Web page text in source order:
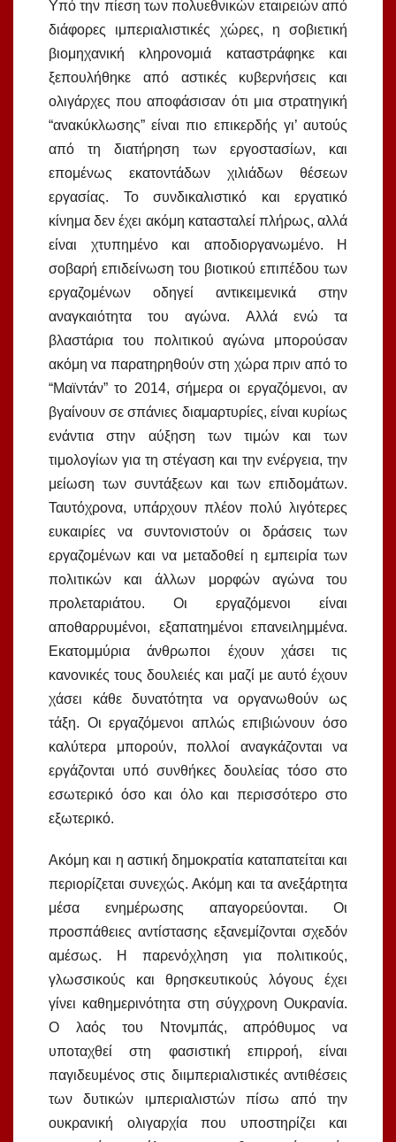
Υπό την πίεση των πολυεθνικών εταιρειών από
διάφορες ιμπεριαλιστικές χώρες, η σοβιετική
βιομηχανική κληρονομιά καταστράφηκε και
ξεπουλήθηκε από αστικές κυβερνήσεις και
ολιγάρχες που αποφάσισαν ότι μια στρατηγική
“ανακύκλωσης” είναι πιο επικερδής γι’ αυτούς
από τη διατήρηση των εργοστασίων, και
επομένως εκατοντάδων χιλιάδων θέσεων
εργασίας. Το συνδικαλιστικό και εργατικό
κίνημα δεν έχει ακόμη κατασταλεί πλήρως, αλλά
είναι χτυπημένο και αποδιοργανωμένο. Η
σοβαρή επιδείνωση του βιοτικού επιπέδου των
εργαζομένων οδηγεί αντικειμενικά στην
αναγκαιότητα του αγώνα. Αλλά ενώ τα
βλαστάρια του πολιτικού αγώνα μπορούσαν
ακόμη να παρατηρηθούν στη χώρα πριν από το
“Μαϊντάν” το 2014, σήμερα οι εργαζόμενοι, αν
βγαίνουν σε σπάνιες διαμαρτυρίες, είναι κυρίως
ενάντια στην αύξηση των τιμών και των
τιμολογίων για τη στέγαση και την ενέργεια, την
μείωση των συντάξεων και των επιδομάτων.
Ταυτόχρονα, υπάρχουν πλέον πολύ λιγότερες
ευκαιρίες να συντονιστούν οι δράσεις των
εργαζομένων και να μεταδοθεί η εμπειρία των
πολιτικών και άλλων μορφών αγώνα του
προλεταριάτου. Οι εργαζόμενοι είναι
αποθαρρυμένοι, εξαπατημένοι επανειλημμένα.
Εκατομμύρια άνθρωποι έχουν χάσει τις
κανονικές τους δουλειές και μαζί με αυτό έχουν
χάσει κάθε δυνατότητα να οργανωθούν ως
τάξη. Οι εργαζόμενοι απλώς επιβιώνουν όσο
καλύτερα μπορούν, πολλοί αναγκάζονται να
εργάζονται υπό συνθήκες δουλείας τόσο στο
εσωτερικό όσο και όλο και περισσότερο στο
εξωτερικό.
Ακόμη και η αστική δημοκρατία καταπατείται και
περιορίζεται συνεχώς. Ακόμη και τα ανεξάρτητα
μέσα ενημέρωσης απαγορεύονται. Οι
προσπάθειες αντίστασης εξανεμίζονται σχεδόν
αμέσως. Η παρενόχληση για πολιτικούς,
γλωσσικούς και θρησκευτικούς λόγους έχει
γίνει καθημερινότητα στη σύγχρονη Ουκρανία.
Ο λαός του Ντονμπάς, απρόθυμος να
υποταχθεί στη φασιστική επιρροή, είναι
παγιδευμένος στις διιμπεριαλιστικές αντιθέσεις
των δυτικών ιμπεριαλιστών πίσω από την
ουκρανική ολιγαρχία που υποστηρίζει και